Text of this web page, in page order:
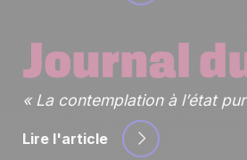
La contemplation à l’état pur
Lire l'article